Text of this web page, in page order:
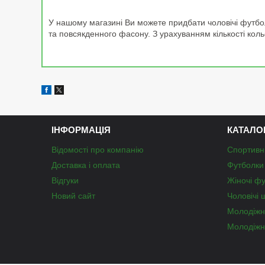
У нашому магазині Ви можете придбати чоловічі
та повсякденного фасону. З урахуванням кількості
ІНФОРМАЦІЯ
Відомості про компанію
Доставка і оплата
Відгуки
Новий сайт
Жіночі
Чоловічі